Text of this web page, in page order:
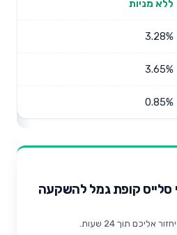
ללא מניות
3.28%
3.65%
0.85%
סלייס קופת גמל להשקעה
אליכם תוך 24 שעות.